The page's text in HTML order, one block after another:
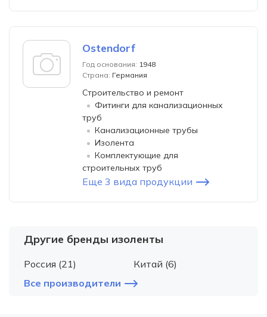
Ostendorf
Год основания: 1948
Страна: Германия
Строительство и ремонт
Фитинги для канализационных
труб
Канализационные трубы
Изолента
Комплектующие для
строительных труб
Еще 3 вида продукции
Другие бренды изоленты
Россия (21)
Китай (6)
Все производители